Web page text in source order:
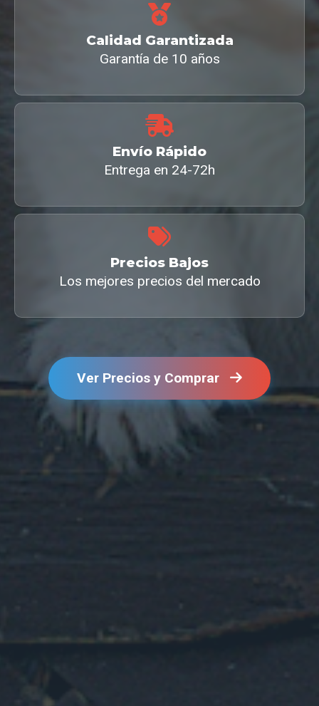
Calidad Garantizada
Garantía de 10 años
Envío Rápido
Entrega en 24-72h
Precios Bajos
Los mejores precios del mercado
Ver Precios y Comprar